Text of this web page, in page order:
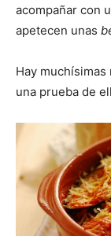
acompañar con
apetecen unas
Hay
una prueba de